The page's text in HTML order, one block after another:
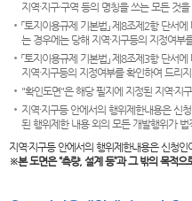
지역·지구·구역 등의 명칭을 쓰는 모든 것
「토지이용규제 기본법」 제8조제2항 단
는 경우에는 당해 지역·지구등의 지정여부
「토지이용규제 기본법」 제8조제3항 단서
지역·지구등의 지정여부를 확인하여 드리
"확인도면"은 해당 필지에 지정된 지역·지
지역·지구등 안에서의 행위제한내용은 신
된 행위제한 내용 외의 모든 개발행위가
지역·지구등 안에서의 행위제한내용은 신청
※본 도면은“측량, 설계 등”과 그 밖의 목적으